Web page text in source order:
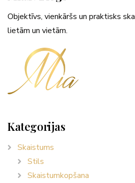
Objektīvs, vienkāršs un praktisks
lietām un vietām.
Kategorijas
Skaistums
Stils
Skaistumkopšana